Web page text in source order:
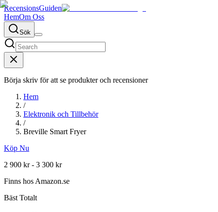
RecensionsGuiden
HemOm Oss
Sök
Börja skriv för att se produkter och recensioner
Hem
/
Elektronik och Tillbehör
/
Breville Smart Fryer
Köp Nu
2 900 kr - 3 300 kr
Finns hos Amazon.se
Bäst Totalt